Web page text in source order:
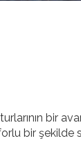
bir
bir